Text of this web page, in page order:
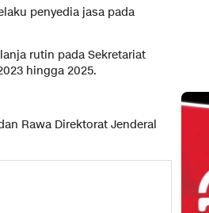
penyedia jasa pada
rutin pada Sekretariat
hingga 2025.
Rawa Direktorat Jenderal